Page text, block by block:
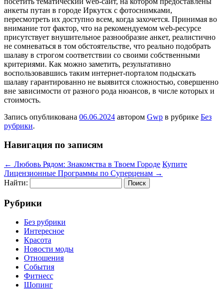
анкеты путан в городе Иркутск с фотоснимками,
пересмотреть их доступно всем, когда захочется. Принимая во
внимание тот фактор, что на рекомендуемом web-ресурсе
присутствует внушительное разнообразие анкет, реалистично
не сомневаться в том обстоятельстве, что реально подобрать
шалаву в строгом соответствии со своими собственными
критериями. Как можно заметить, результативно
воспользовавшись таким интернет-порталом подыскать
шалаву гарантированно не выявится сложностью, совершенно
вне зависимости от разного рода нюансов, в числе которых и
стоимость.
Запись опубликована 06.06.2024 автором Gwp в рубрике Без
рубрики.
Навигация по записям
← Любовь Рядом: Знакомства в Твоем Городе Купите
Лицензионные Программы по Суперценам →
Найти:
Рубрики
Без рубрики
Интересное
Красота
Новости моды
Отношения
События
Фитнесс
Шопинг